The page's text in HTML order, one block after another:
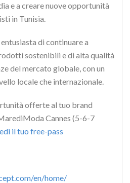
e a creare nuove opportunità
in Tunisia.
di continuare a
sostenibili e di alta qualità
del mercato globale, con un
locale che internazionale.
offerte al tuo brand
Cannes (5-6-7
il tuo free-pass
en/home/